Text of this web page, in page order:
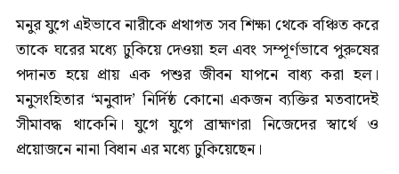
মনুর যুগে এইভাবে নারীকে প্রথাগত সব শিক্ষা থেকে বঞ্চিত করে
তাকে ঘরের মধ্যে ঢুকিয়ে দেওয়া হল এবং সম্পূর্ণভাবে পুরুষের
পদানত হয়ে প্রায় এক পশুর জীবন যাপনে বাধ্য করা হল।
মনুসংহিতার ‘মনুবাদ’ নির্দিষ্ঠ কোনো একজন ব্যক্তির মতবাদেই
সীমাবদ্ধ থাকেনি। যুগে যুগে ব্রাহ্মণরা নিজেদের স্বার্থে ও
প্রয়োজনে নানা বিধান এর মধ্যে ঢুকিয়েছেন।